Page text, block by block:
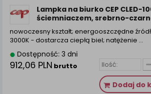
Lampka na biurko CEP CLED-
ściemniaczem, srebrno-
nowoczesny kształt; energooszczędne
3000K - dostarcza ciepłą biel; natężenie ...
Dostępność: 3 dni
912,06 PLN brutto
Dodaj do